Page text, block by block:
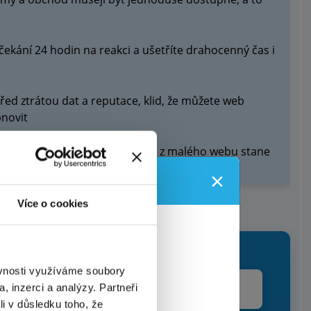
Více o cookies
využíváme soubory
inzerci a analýzy. Partneři
v důsledku toho, že
24 hodin na reakci a ušetříte drahocenný čas i
ztrátou dat a reputace, klid, že můžete web
složitě migrovat jinam, když se z malého webu stane
×
a to
a